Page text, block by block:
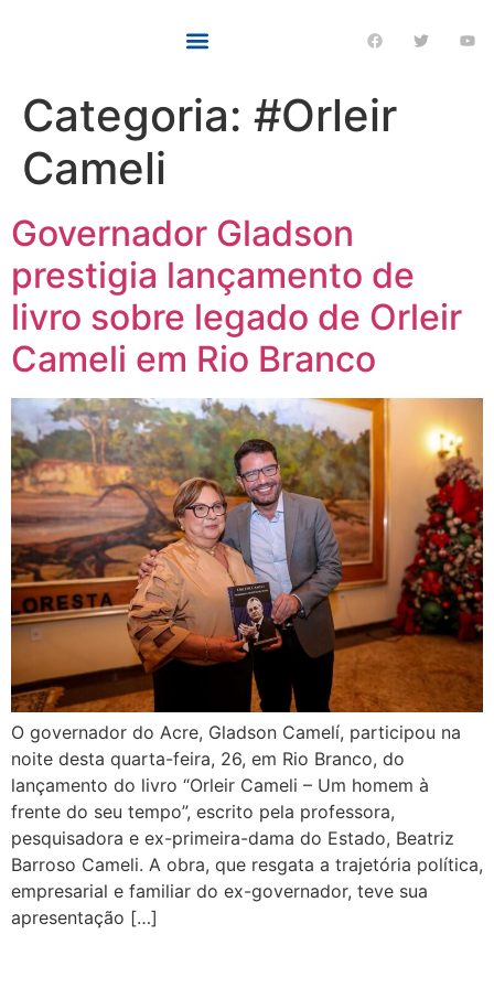
Categoria: #Orleir
Cameli
Governador Gladson
prestigia lançamento de
livro sobre legado de Orleir
Cameli em Rio Branco
O governador do Acre, Gladson Camelí, participou na
noite desta quarta-feira, 26, em Rio Branco, do
lançamento do livro “Orleir Cameli – Um homem à
frente do seu tempo”, escrito pela professora,
pesquisadora e ex-primeira-dama do Estado, Beatriz
Barroso Cameli. A obra, que resgata a trajetória política,
empresarial e familiar do ex-governador, teve sua
apresentação […]